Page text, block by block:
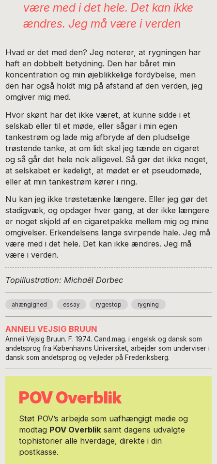
være med i det hele. Det kan ikke
ændres. Jeg må være i verden
Hvad er det med den? Jeg noterer, at rygningen har
haft en dobbelt betydning. Den har båret min
koncentration og min øjeblikkelige fordybelse, men
den har også holdt mig på afstand af den verden, jeg
omgiver mig med.
Hvor skønt har det ikke været, at kunne sidde i et
selskab eller til et møde, eller sågar i min egen
tankestrøm og lade mig afbryde af den pludselige
trøstende tanke, at om lidt skal jeg tænde en cigaret
og så går det hele nok alligevel. Så gør det ikke noget,
at selskabet er kedeligt, at mødet er et pseudomøde,
eller at min tankestrøm kører i ring.
Nu kan jeg ikke trøstetænke længere. Eller jeg gør det
stadigvæk, og opdager hver gang, at der ikke længere
er noget skjold af en cigaretpakke mellem mig og mine
omgivelser. Erkendelsens lange svirpende hale. Jeg må
være med i det hele. Det kan ikke ændres. Jeg må
være i verden.
Topillustration: Michaël Dorbec
ahængighed essay rygestop rygning
ANNELI VEJSIG BRUUN
Anneli Vejsig Bruun. F. 1974. Cand.mag. i engelsk og dansk som
andetsprog fra Københavns Universitet, arbejder som underviser i
dansk som andetsprog og vejleder på Frederiksberg.
POV Overblik
Støt POV’s arbejde som uafhængigt medie og
modtag POV Overblik samt dagens udvalgte
tophistorier alle hverdage, direkte i din
postkasse.